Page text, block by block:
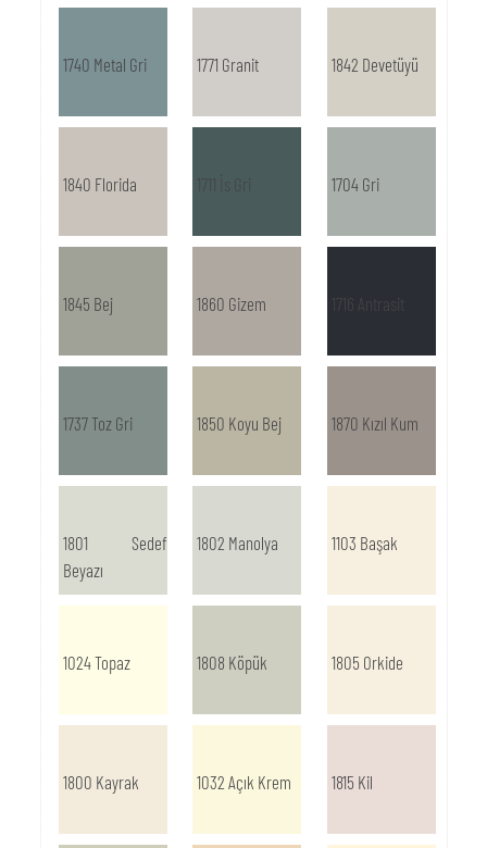
1740 Metal Gri 1771 Granit 1842 Devetüyü
1840 Florida 1704 Gri
1845 Bej 1860 Gizem 1716 Antrasit
1737 Toz Gri 1850 Koyu Bej 1870 Kızıl Kum
1801 Sedef
Beyazı
1802 Manolya 1103 Başak
1024 Topaz 1808 Köpük 1805 Orkide
1800 Kayrak 1032 Açık Krem 1815 Kil